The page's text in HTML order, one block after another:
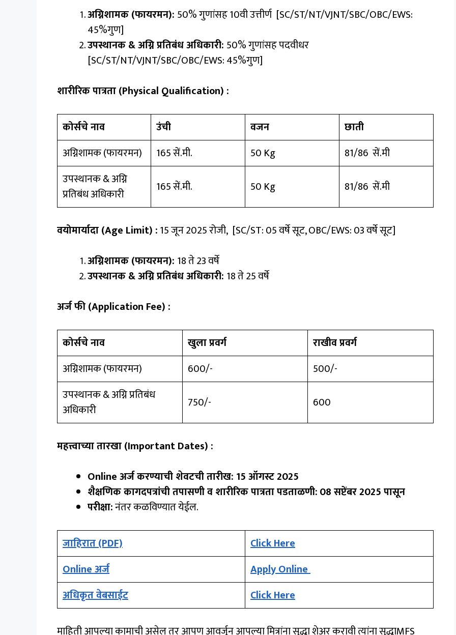
अग्निशामक (फायरमन): 50% गुणांसह 10वी उत्तीर्ण [SC/ST/NT/VJNT/SBC/OBC/EWS:
45%गुण]
उपस्थानक & अग्नि प्रतिबंध अधिकारी: 50% गुणांसह पदवीधर
[SC/ST/NT/VJNT/SBC/OBC/EWS: 45%गुण]
शारीरिक पात्रता (Physical Qualification) :
कोर्सचे नाव उंची वजन
छाती
अग्निशामक (फायरमन)
165 सें.मी. 50 Kg
81/86 सें.मी
उपस्थानक & अग्नि
प्रतिबंध अधिकारी
165 सें.मी. 50 Kg 81/86 सें.मी
वयोमार्यादा (Age Limit) :15 जून 2025 रोजी, [SC/ST: 05 वर्षे सूट, OBC/EWS: 03 वर्षे सूट]
अग्निशामक (फायरमन): 18 ते 23 वर्षे
उपस्थानक & अग्नि प्रतिबंध अधिकारी: 18 ते 25 वर्षे
अर्ज फी (Application Fee) :
कोर्सचे नाव खुला प्रवर्ग
राखीव प्रवर्ग
अग्निशामक (फायरमन)
₹600/-
₹500/-
उपस्थानक & अग्नि प्रतिबंध
अधिकारी
₹750/- ₹600
महत्त्वाच्या तारखा (Important Dates) :
Online अर्ज करण्याची शेवटची तारीख: 15 ऑगस्ट 2025
शैक्षणिक कागदपत्रांची तपासणी व शारीरिक पात्रता पडताळणी:08 सप्टेंबर 2025 पासून
परीक्षा:नंतर कळविण्यात येईल.
जाहिरात (PDF)
Click Here
Online अर्ज
Apply Online
अधिकृत वेबसाईट
Click Here
माहिती आपल्या कामाची असेल तर आपण आवर्जून आपल्या मित्रांना सुद्धा शेअर करावी त्यांना सुद्धाMFS